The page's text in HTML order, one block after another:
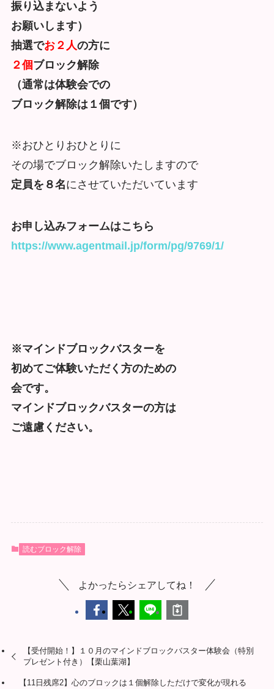
振り込まないよう
お願いします）
抽選でお２人の方に
２個 ブロック解除
（通常は体験会での
ブロック解除は１個です）
※おひとりおひとりに
その場でブロック解除いたしますので
定員を８名にさせていただいています
お申し込みフォームはこちら
https://www.agentmail.jp/form/pg/9769/1/
※マインドブロックバスターを
初めてご体験いただく方のための
会です。
マインドブロックバスターの方は
ご遠慮ください。
読むブロック解除
よかったらシェアしてね！
【受付開始！】１０月のマインドブロックバスター体験会（特別
プレゼント付き）【栗山葉湖】
【11日残席2】心のブロックは１個解除しただけで変化が現れる